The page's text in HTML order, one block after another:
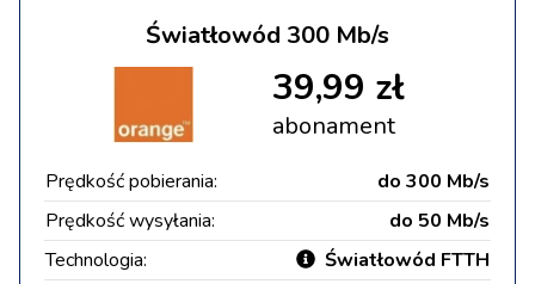
Światłowód 300 Mb/s
39,99 zł
abonament
Prędkość pobierania:
do 300 Mb/s
Prędkość wysyłania:
do 50 Mb/s
Technologia:
Światłowód FTTH